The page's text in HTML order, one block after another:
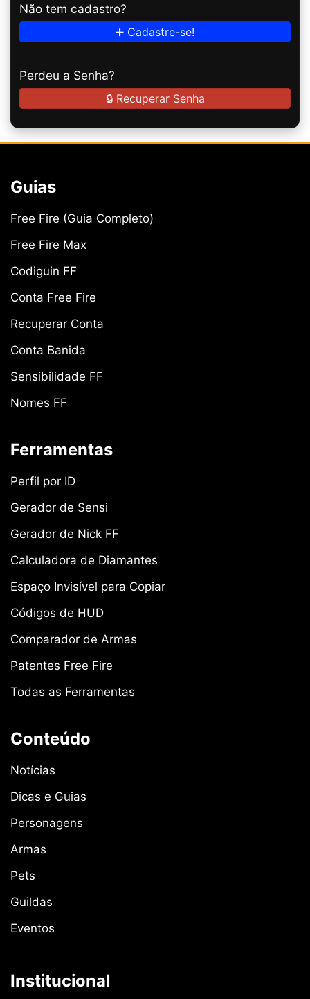
Não tem cadastro?
➕ Cadastre-se!
Perdeu a Senha?
🔒 Recuperar Senha
Guias
Free Fire (Guia Completo)
Free Fire Max
Codiguin FF
Conta Free Fire
Recuperar Conta
Conta Banida
Sensibilidade FF
Nomes FF
Ferramentas
Perfil por ID
Gerador de Sensi
Gerador de Nick FF
Calculadora de Diamantes
Espaço Invisível para Copiar
Códigos de HUD
Comparador de Armas
Patentes Free Fire
Todas as Ferramentas
Conteúdo
Notícias
Dicas e Guias
Personagens
Armas
Pets
Guildas
Eventos
Institucional